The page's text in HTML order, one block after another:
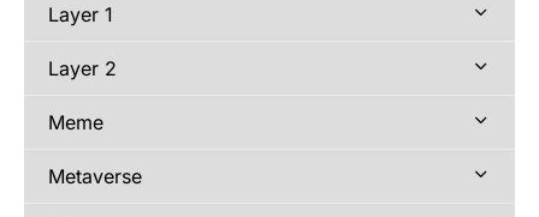
Layer 1
Layer 2
Meme
Metaverse